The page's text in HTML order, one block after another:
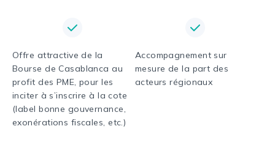
Offre attractive de la
Bourse de Casablanca au
profit des PME, pour les
inciter à s’inscrire à la cote
(label bonne gouvernance,
exonérations fiscales, etc.)
Accompagnement sur
mesure de la part des
acteurs régionaux